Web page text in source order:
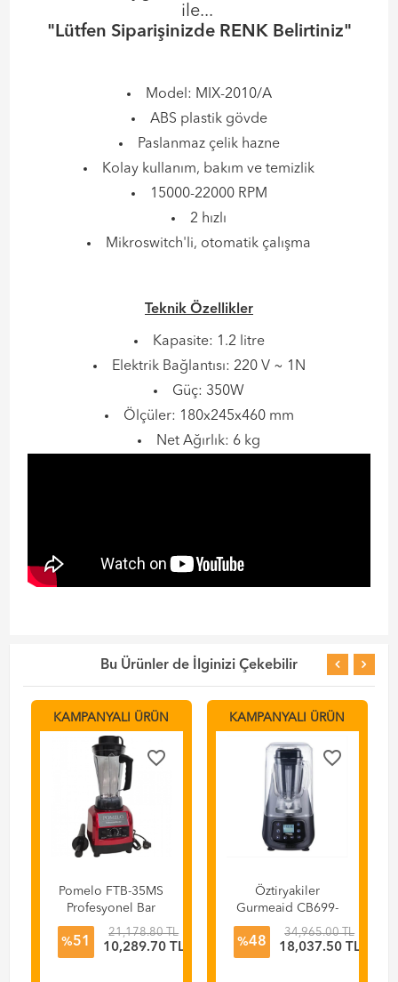
ile...
"Lütfen Siparişinizde RENK Belirtiniz"
​Model: MIX-2010/A
ABS plastik gövde
Paslanmaz çelik hazne
Kolay kullanım, bakım ve temizlik
15000-22000 RPM
2 hızlı
Mikroswitch'li, otomatik çalışma
Teknik Özellikler
Kapasite: 1.2 litre
Elektrik Bağlantısı: 220 V ~ 1N
Güç: 350W
Ölçüler: 180x245x460 mm
Net Ağırlık: 6 kg
Bu Ürünler de İlginizi Çekebilir
KAMPANYALI ÜRÜN
favorite_border
Pomelo FTB-35MS
Profesyonel Bar
Blender - Kırmızı
%51
21,178.80 TL
10,289.70 TL
KAMPANYALI ÜRÜN
favorite_border
Öztiryakiler
Gurmeaid CB699-
D Dijital Bar
Blender Gürültü
Önleyici Kapaklı
%48
34,965.00 TL
18,037.50 TL